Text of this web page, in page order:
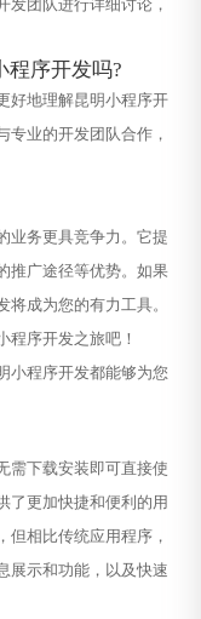
团队进行详细讨论，
程序开发吗?
好地理解昆明小程序开
专业的开发团队合作，
业务更具竞争力。它提
推广途径等优势。如果
成为您的有力工具。
程序开发之旅吧！
小程序开发都能够为您
需下载安装即可直接使
了更加快捷和便利的用
但相比传统应用程序，
展示和功能，以及快速